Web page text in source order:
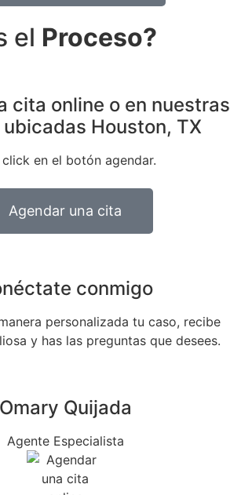
el Proceso?
cita online o en nuestras
Houston, TX
click en el botón agendar.
Agendar una cita
conmigo
personalizada tu caso, recibe
y has las preguntas que desees.
Omary Quijada
Agente Especialista